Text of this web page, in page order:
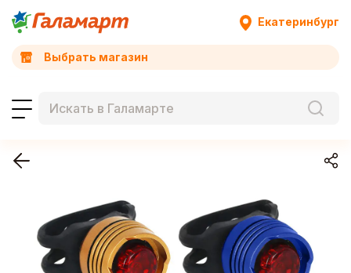
Екатеринбург
Выбрать магазин